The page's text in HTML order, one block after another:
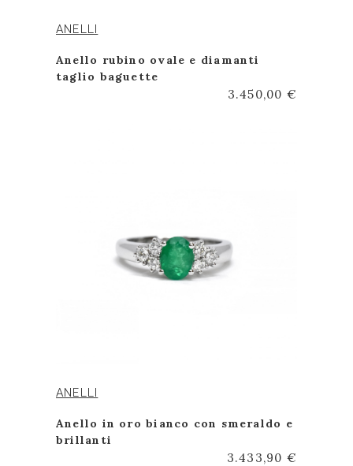
ANELLI
Anello rubino ovale e diamanti
taglio baguette
3.450,00 €
ANELLI
Anello in oro bianco con smeraldo e
brillanti
3.433,90 €